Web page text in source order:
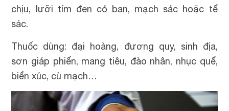
chịu, lưỡi tím đen có ban, mạch sác hoặc tế
sác.
Thuốc dùng: đại hoàng, đương quy, sinh địa,
sơn giáp phiến, mang tiêu, đào nhân, nhục quế,
biển xúc, cù mạch…